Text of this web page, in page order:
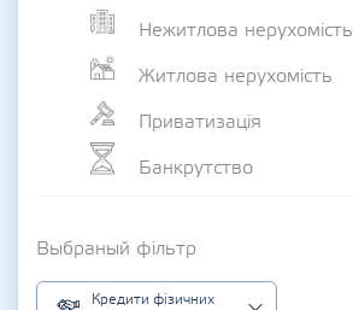
Нежитлова нерухомість
Житлова нерухомість
Приватизація
Банкрутство
Выбраный фільтр
Кредити фізичних